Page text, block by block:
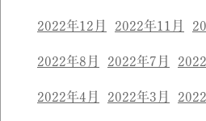
2022年12月 2022年11月
2022年8月 2022年7月
2022年4月 2022年3月